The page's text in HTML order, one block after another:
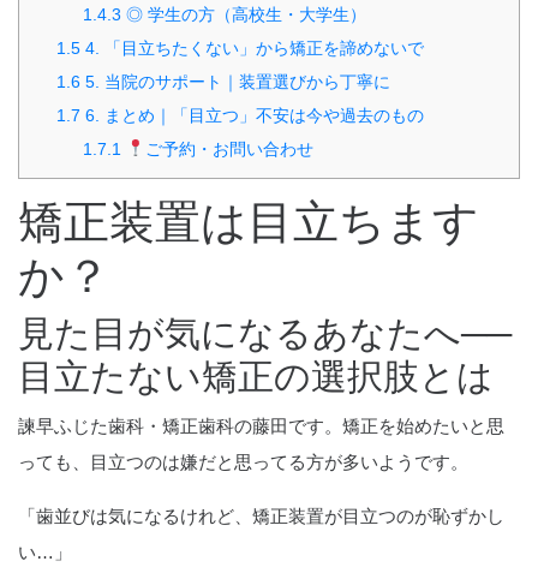
1.4.3 ◎ 学生の方（高校生・大学生）
1.5 4. 「目立ちたくない」から矯正を諦めないで
1.6 5. 当院のサポート｜装置選びから丁寧に
1.7 6. まとめ｜「目立つ」不安は今や過去のもの
1.7.1
ご予約・お問い合わせ
矯正装置は目立ちます
か？
見た目が気になるあなたへ──
目立たない矯正の選択肢とは
諫早ふじた歯科・矯正歯科の藤田です。矯正を始めたいと思
っても、目立つのは嫌だと思ってる方が多いようです。
「歯並びは気になるけれど、矯正装置が目立つのが恥ずかし
い…」